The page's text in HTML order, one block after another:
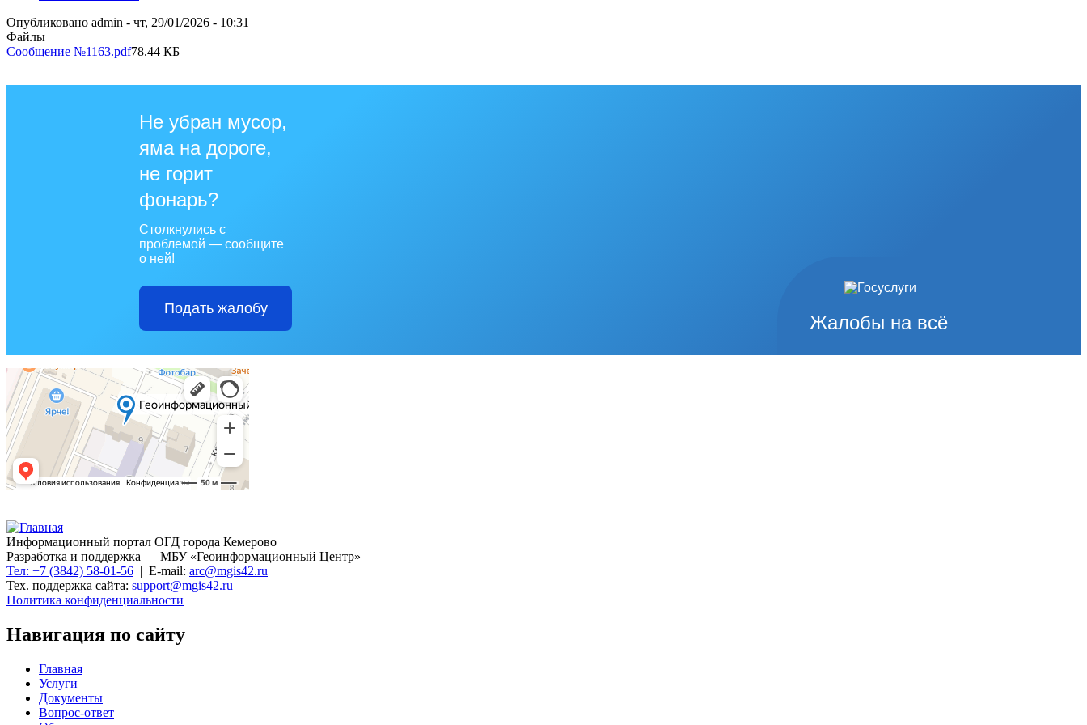
Опубликовано admin - чт, 29/01/2026 - 10:31
Файлы
Сообщение №1163.pdf78.44 КБ
Жалобы на всё
Не убран мусор,
яма на дороге,
не горит
фонарь?
Столкнулись с
проблемой — сообщите
о ней!
Подать жалобу
Информационный портал ОГД города Кемерово
Разработка и поддержка — МБУ «Геоинформационный Центр»
Тел: +7 (3842) 58-01-56 | E-mail: arc@mgis42.ru
Тех. поддержка сайта: support@mgis42.ru
Политика конфиденциальности
Навигация по сайту
Главная
Услуги
Документы
Вопрос-ответ